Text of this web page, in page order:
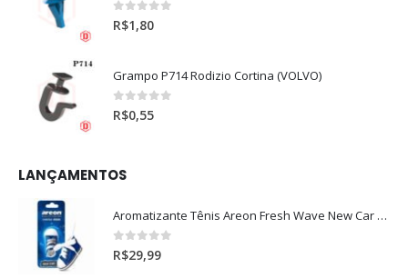
0out of 5
R$1,80
Grampo P714 Rodizio Cortina (VOLVO)
0out of 5
R$0,55
LANÇAMENTOS
Aromatizante Tênis Areon Fresh Wave New Car / Carro Novo
0out of 5
R$29,99